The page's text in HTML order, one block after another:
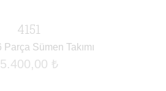
4151
Parça Sümen Takımı
5.400,00 ₺